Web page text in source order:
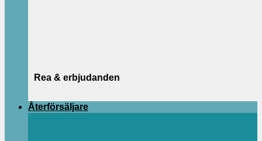
Rea & erbjudanden
Återförsäljare